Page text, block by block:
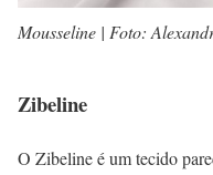
Mousseline | Foto:
Zibeline
O Zibeline é um tecido